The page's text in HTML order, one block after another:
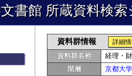
書館 所蔵資料検
資料群情報
詳細
資料群名称
経理・
階層
京都大